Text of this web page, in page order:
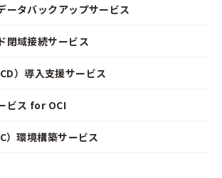
ータバックアップサービス
閉域接続サービス
）導入支援サービス
ビス for OCI
）環境構築サービス